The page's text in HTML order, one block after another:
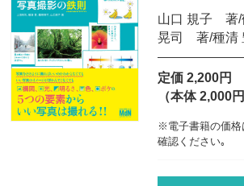
山口 規子 著/
晃司 著/種
定価 2,200円
（本体 2,000
※電子書籍の価格
確認ください｡